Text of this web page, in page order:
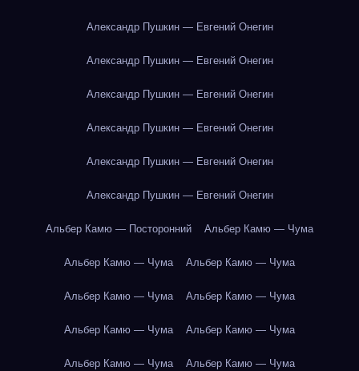
Александр Пушкин — Евгений Онегин
Александр Пушкин — Евгений Онегин
Александр Пушкин — Евгений Онегин
Александр Пушкин — Евгений Онегин
Александр Пушкин — Евгений Онегин
Александр Пушкин — Евгений Онегин
Альбер Камю — Посторонний Альбер Камю — Чума
Альбер Камю — Чума Альбер Камю — Чума
Альбер Камю — Чума Альбер Камю — Чума
Альбер Камю — Чума Альбер Камю — Чума
Альбер Камю — Чума Альбер Камю — Чума